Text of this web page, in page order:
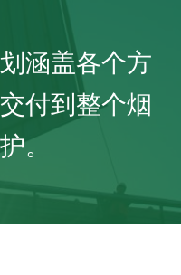
涵盖各个方
付到整个烟
。